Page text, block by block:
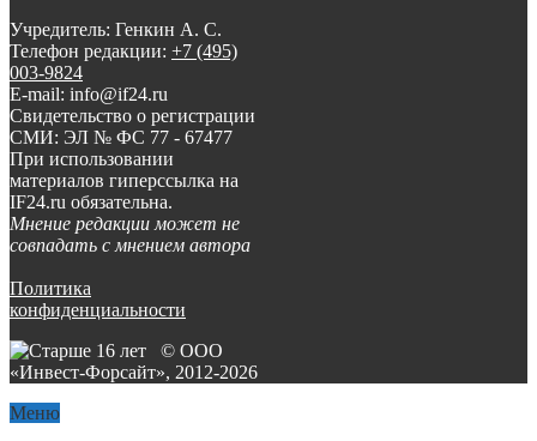
Учредитель: Генкин А. С.
Телефон редакции: +7 (495)
003-9824
E-mail: info@if24.ru
Свидетельство о регистрации
СМИ: ЭЛ № ФС 77 - 67477
При использовании
материалов гиперссылка на
IF24.ru обязательна.
Мнение редакции может не
совпадать с мнением автора
Политика
конфиденциальности
© ООО
«Инвест-Форсайт», 2012-2026
Меню